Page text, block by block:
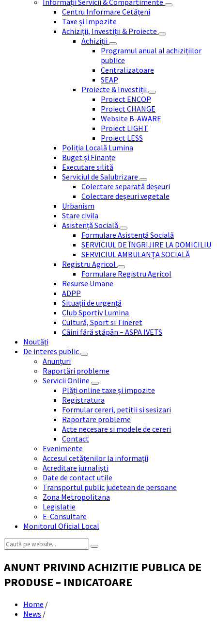
Informații Servicii & Compartimente
Centru Informare Cetățeni
Taxe și Impozite
Achiziții, Investiții & Proiecte
Achiziții
Programul anual al achizițiilor
publice
Centralizatoare
SEAP
Proiecte & Investiții
Proiect ENCOP
Proiect CHANGE
Website B-AWARE
Proiect LIGHT
Proiect LESS
Poliția Locală Lumina
Buget și Finanțe
Executare silită
Serviciul de Salubrizare
Colectare separată deșeuri
Colectare deșeuri vegetale
Urbanism
Stare civila
Asistență Socială
Formulare Asistență Socială
SERVICIUL DE ÎNGRIJIRE LA DOMICILIU
SERVICIUL AMBULANȚA SOCIALĂ
Registru Agricol
Formulare Registru Agricol
Resurse Umane
ADPP
Situații de urgență
Club Sportiv Lumina
Cultură, Sport si Tineret
Câini fără stăpân – ASPA IVETS
Noutăți
De interes public
Anunțuri
Raportări probleme
Servicii Online
Plăți online taxe și impozite
Registratura
Formular cereri, petitii si sesizari
Raportare probleme
Acte necesare si modele de cereri
Contact
Evenimente
Accesul cetățenilor la informații
Acreditare jurnaliști
Date de contact utile
Transportul public judetean de persoane
Zona Metropolitana
Legislatie
E-Consultare
Monitorul Oficial Local
Search:
ANUNT PRIVIND ACHIZITIE PUBLICA DE
PRODUSE – INDICATOARE
Home /
News /